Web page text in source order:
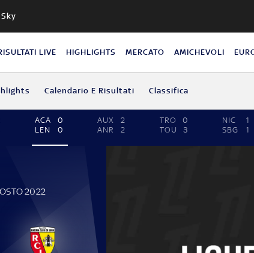
LIVE HIGHLIGHTS MERCATO AMICHEVOLI
Calendario E Risultati Classifica
ACA
0
LEN
0
AUX
2
ANR
2
TRO
0
TOU
3
NIC
1
SBG
1
2022